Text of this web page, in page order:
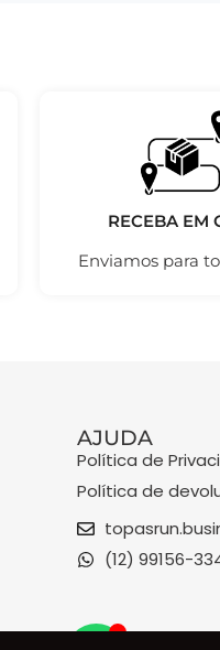
RECEBA EM
Enviamos para
AJUDA
Política de
Política de
(12) 99156-